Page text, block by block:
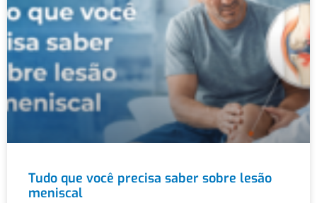
Tudo que você precisa saber sobre lesão
meniscal